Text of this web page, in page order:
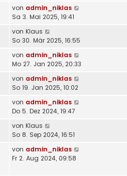
von admin_niklas
Sa 3. Mai 2025, 19:41
von Klaus
So 30. Mär 2025, 16:55
von admin_niklas
Mo 27. Jan 2025, 20:33
von admin_niklas
So 19. Jan 2025, 10:02
von admin_niklas
Do 5. Dez 2024, 19:47
von Klaus
So 8. Sep 2024, 16:51
von admin_niklas
Fr 2. Aug 2024, 09:58